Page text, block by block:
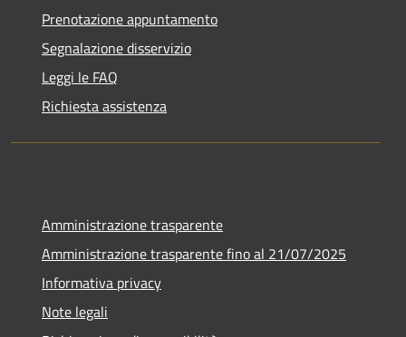
Prenotazione appuntamento
Segnalazione disservizio
Leggi le FAQ
Richiesta assistenza
Amministrazione trasparente
Amministrazione trasparente fino al 21/07/2025
Informativa privacy
Note legali